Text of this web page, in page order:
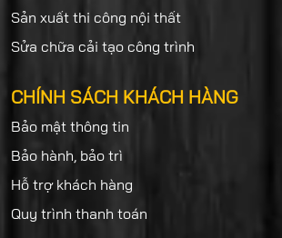
Sản xuất thi công nội thất
Sửa chữa cải tạo công trình
CHÍNH SÁCH KHÁCH HÀNG
Bảo mật thông tin
Bảo hành, bảo trì
Hỗ trợ khách hàng
Quy trình thanh toán